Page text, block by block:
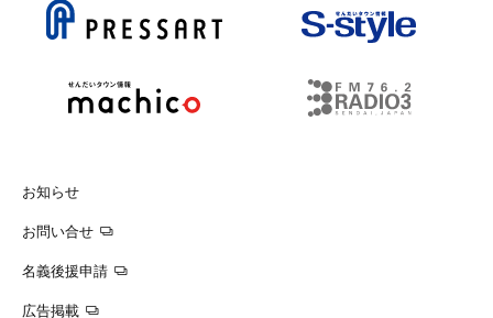
お知らせ
お問い合せ
名義後援申請
広告掲載